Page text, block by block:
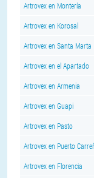
Artrovex en Montería
Artrovex en Korosal
Artrovex en Santa Marta
Artrovex en el Apartado
Artrovex en Armenia
Artrovex en Guapi
Artrovex en Pasto
Artrovex en Puerto
Artrovex en Florencia